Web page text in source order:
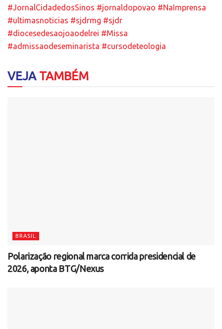
#JornalCidadedosSinos #jornaldopovao #NaImprensa
#ultimasnoticias #sjdrmg #sjdr
#diocesedesaojoaodelrei #Missa
#admissaodeseminarista #cursodeteologia
VEJATAMBÉM
BRASIL
Polarização regional marca corrida presidencial de
2026, aponta BTG/Nexus